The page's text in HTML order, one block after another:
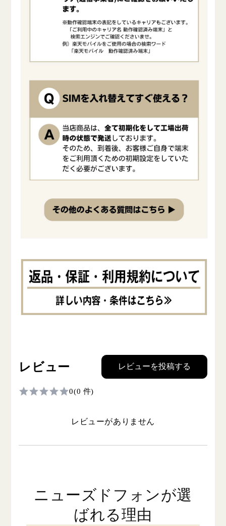
レビュー レビューを投稿する
0(0 件)
レビューがありません
ニューズドフォンが選
ばれる理由